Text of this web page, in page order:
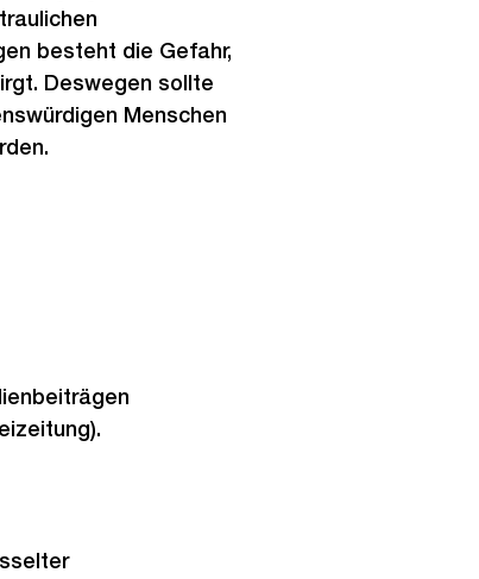
besteht die Gefahr,
Deswegen sollte
Menschen